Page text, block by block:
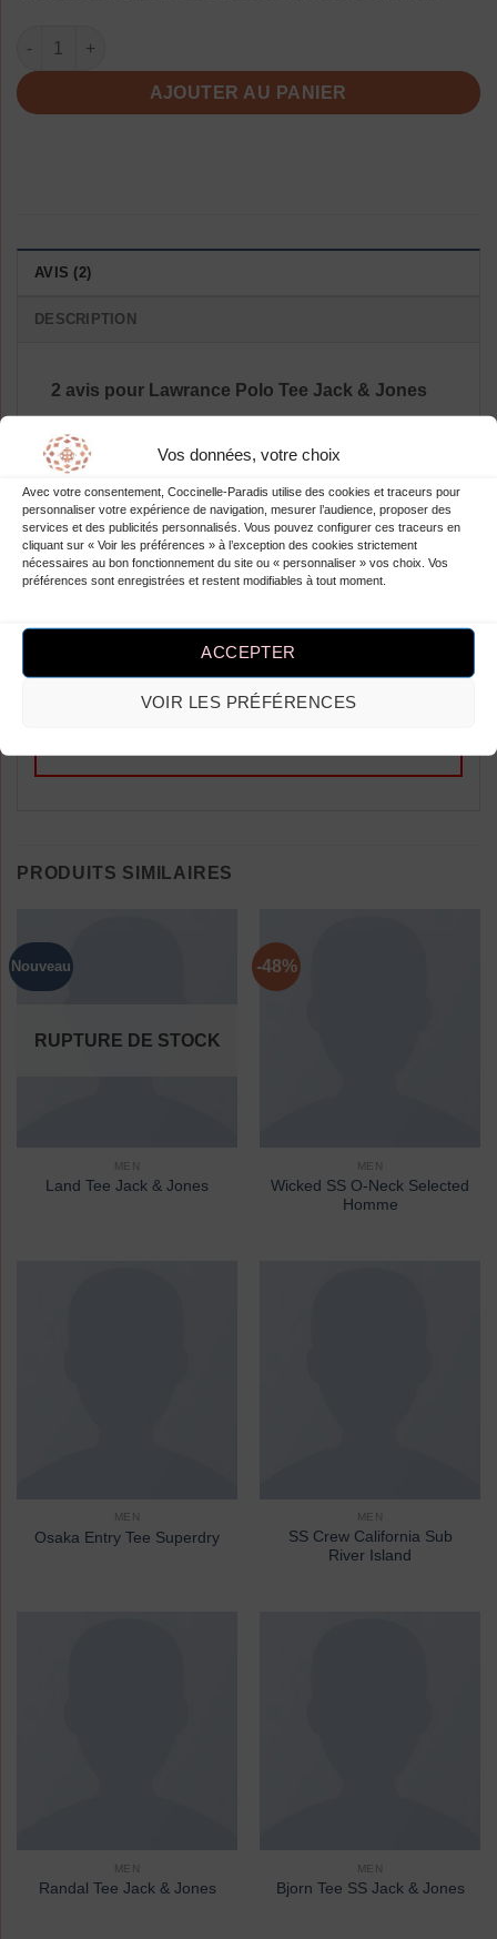
Vos données, votre choix
Avec votre consentement, Coccinelle-Paradis utilise des cookies et traceurs pour
personnaliser votre expérience de navigation, mesurer l’audience, proposer des
services et des publicités personnalisés. Vous pouvez configurer ces traceurs en
cliquant sur « Voir les préférences » à l’exception des cookies strictement
nécessaires au bon fonctionnement du site ou « personnaliser » vos choix. Vos
préférences sont enregistrées et restent modifiables à tout moment.
ACCEPTER
VOIR LES PRÉFÉRENCES
quantité de Lawrance Polo Tee Jack & Jones
AJOUTER AU PANIER
AVIS (2)
DESCRIPTION
2 avis pour Lawrance Polo Tee Jack & Jones
Soyez le premier à laisser votre avis
sur “Lawrance Polo Tee Jack &
PRODUITS SIMILAIRES
Nouveau
RUPTURE DE STOCK
MEN
Land Tee Jack & Jones
-48%
MEN
Wicked SS O-Neck Selected
Homme
Osaka Entry Tee Superdry
SS Crew California Sub
River Island
MEN
Randal Tee Jack & Jones
MEN
Bjorn Tee SS Jack & Jones